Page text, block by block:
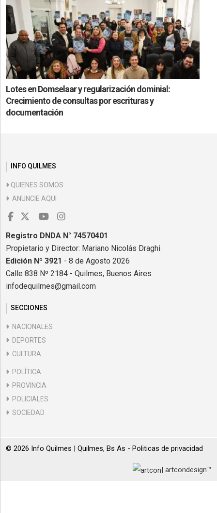
Lotes en Domselaar y regularización dominial:
Crecimiento de consultas por escrituras y
documentación
INFO QUILMES
QUIENES SOMOS
ANUNCIE AQUI
Registro DNDA N° 74570401
Propietario y Director: Mariano Nicolás Draghi
Edición Nº 3921 - 8 de Agosto 2026
Calle 838 Nº 2184 - Quilmes, Buenos Aires
infodequilmes@gmail.com
SECCIONES
NACIONALES
DEPORTES
CULTURA
POLÍTICA
PROVINCIA
POLICIALES
SOCIEDAD
© 2026 Info Quilmes | Quilmes, Bs As - Politicas de privacidad
| artcondesign™